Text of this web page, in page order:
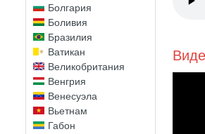
Болгария
Боливия
Бразилия
Ватикан
Великобритания
Венгрия
Венесуэла
Вьетнам
Габон